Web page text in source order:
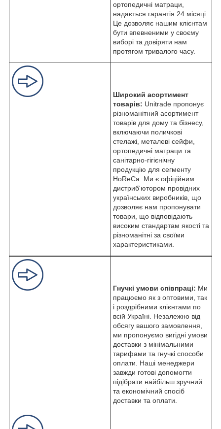
ортопедичні матраци,
надається гарантія 24 місяці.
Це дозволяє нашим клієнтам
бути впевненими у своєму
виборі та довіряти нам
протягом тривалого часу.
Широкий асортимент
товарів: Unitrade пропонує
різноманітний асортимент
товарів для дому та бізнесу,
включаючи поличкові
стелажі, металеві сейфи,
ортопедичні матраци та
санітарно-гігієнічну
продукцію для сегменту
HoReCa. Ми є офіційним
дистриб'ютором провідних
українських виробників, що
дозволяє нам пропонувати
товари, що відповідають
високим стандартам якості та
різноманітні за своїми
характеристиками.
Гнучкі умови співпраці: Ми
працюємо як з оптовими, так
і роздрібними клієнтами по
всій Україні. Незалежно від
обсягу вашого замовлення,
ми пропонуємо вигідні умови
доставки з мінімальними
тарифами та гнучкі способи
оплати. Наші менеджери
завжди готові допомогти
підібрати найбільш зручний
та економічний спосіб
доставки та оплати.